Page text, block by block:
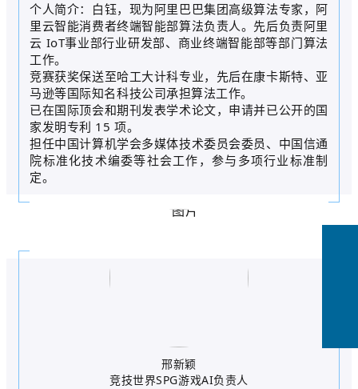
个人简介：白钰，现为阿里巴巴集团高级算法专家，阿
里云智能消费者终端智能部算法负责人。先后负责阿里
云 IoT事业部行业研发部、商业终端智能部等部门算法
工作。
竞赛获奖保送至哈工大计科专业，先后在康卡斯特、亚
马逊等国际知名科技公司承担算法工作。
已在国际顶会和期刊发表学术论文，申请并已公开的国
家发明专利 15 项。
担任中国计算机学会多媒体技术委员会委员、中国信通
院标准化技术编委等社会工作，参与多项行业标准制
定。
邢新颖
竞技世界SPG游戏AI负责人